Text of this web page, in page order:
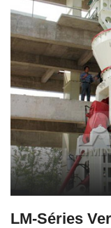
LM-Séries